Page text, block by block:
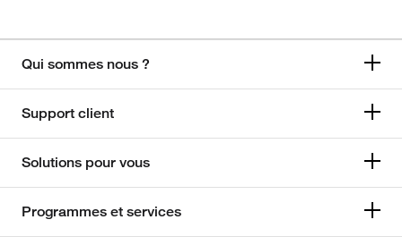
Qui sommes nous ?
Support client
Solutions pour vous
Programmes et services